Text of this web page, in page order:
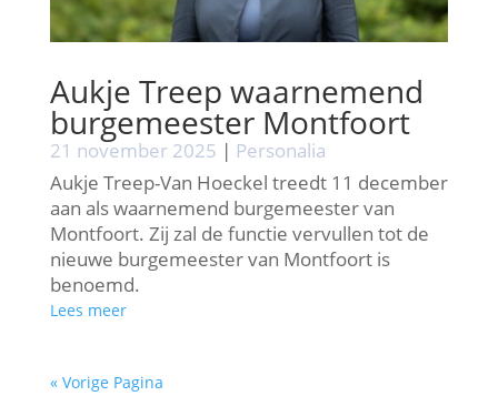
Aukje Treep waarnemend
burgemeester Montfoort
21 november 2025 | Personalia
Aukje Treep-Van Hoeckel treedt 11 december
aan als waarnemend burgemeester van
Montfoort. Zij zal de functie vervullen tot de
nieuwe burgemeester van Montfoort is
benoemd.
Lees meer
« Vorige Pagina